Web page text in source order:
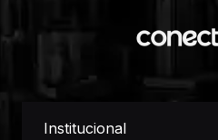
Institucional